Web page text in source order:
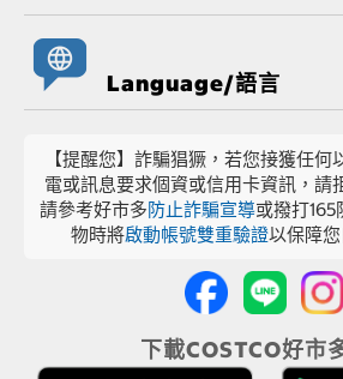
Language/語言
【提醒您】詐騙猖獗，若您接獲任何
電或訊息要求個資或信用卡資訊，請
請參考好市多防止詐騙宣導或撥打
物時將啟動帳號雙重驗證以保障
下載COSTCO好市